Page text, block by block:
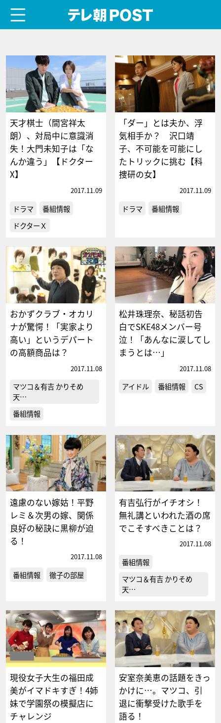
天才棋士（間宮祥太
朗）、対局中に意識消
失！大門未知子は「な
んか違う」【ドクター
X】
2017.11.09
ドラマ
番組情報
ドクターＸ
「ダー」とは夫か、浮
気相手か？ 沢口靖
子、不可能を可能にし
たトリックに挑む【科
捜研の女】
2017.11.09
ドラマ 番組情報
おかずクラブ・オカリ
ナが驚愕！「実家より
高い」というデパート
の高額商品は？
2017.11.08
マツコ＆有吉 かりそめ
天…
番組情報
松井珠理奈、秘話初告
白でSKE48メンバー号
泣！「あんなに涙してし
まうとは…」
2017.11.08
アイドル 番組情報 CS
遠慮のない嫁姑！平野
レミ＆次男の嫁、関係
良好の秘訣に黒柳が迫
る！
2017.11.08
番組情報 徹子の部屋
有吉弘行がイチオシ！
無礼講といわれた酒の席
でこそすべきことは？
2017.11.08
番組情報
マツコ＆有吉 かりそめ
天…
現役女子大生の福田成
美がイマドキすぎ！4姉
妹で学園祭の模擬店に
チャレンジ
安室奈美恵の話題をきっ
かけに…。マツコ、引
退に衝撃受けた歌手を
語る！